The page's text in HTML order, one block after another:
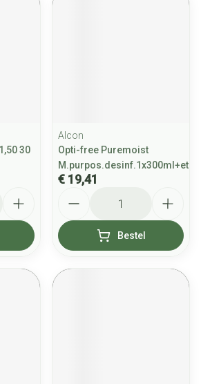
30
Alcon
Opti-free Puremoist
M.purpos.desinf.1x300ml+etui
€ 19,41
Bestel